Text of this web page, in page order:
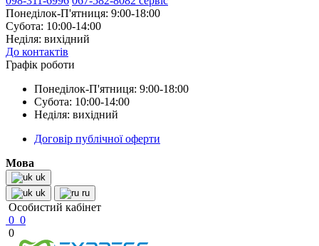
Понеділок-П'ятниця: 9:00-18:00
Субота: 10:00-14:00
Неділя: вихідний
До контактів
Графік роботи
Понеділок-П'ятниця: 9:00-18:00
Субота: 10:00-14:00
Неділя: вихідний
Договір публічної оферти
Мова
uk
uk
ru
Особистий кабінет
0 0
0